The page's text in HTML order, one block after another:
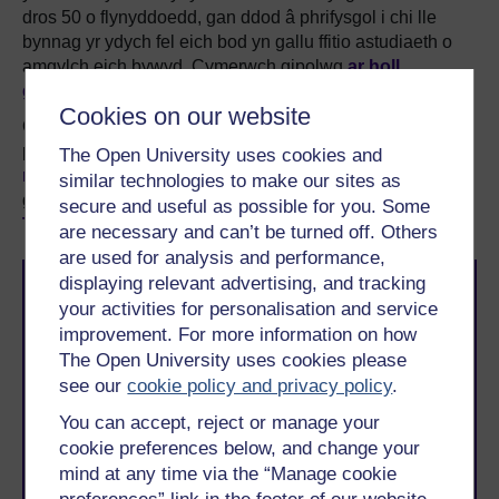
Cookies on our website
The Open University uses cookies and
similar technologies to make our sites as
secure and useful as possible for you. Some
are necessary and can’t be turned off. Others
are used for analysis and performance,
displaying relevant advertising, and tracking
your activities for personalisation and service
improvement. For more information on how
The Open University uses cookies please
see ourcookie policy and privacy policy.
You can accept, reject or manage your
cookie preferences below, and change your
mind at any time via the “Manage cookie
dros 50 o flynyddoedd, gan ddod â phrifysgol i chi lle
bynnag yr ydych fel eich bod yn gallu ffitio astudiaeth o
amgylch eich bywyd. Cymerwch gipolwgar holl
gyrsiau’r Brifysgol Agored
Os nad oes gennych lawer o brofiad o astudiaeth lefel
prifysgol, darllenwch ein canllaw arBle i fynd â’ch dysg
nesaf, neu dysgwch ragor am y mathau o gymwysterau a
gynigiwn, yn cynnwysmodiwlau Mynediad,
TystysgrifauaChyrsiau Byrlefel mynediad.
Awyddus i gyflawni’ch uchelgais? Dewch i astudio gyda
ni a byddwch yn ymuno â thros 2 filiwn o fyfyrwyr sydd
wedi cyflawni eu nodau gyrfaol a phersonol gyda’r
Brifysgol Agored.